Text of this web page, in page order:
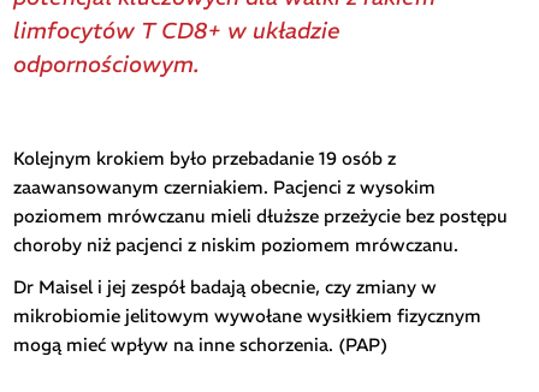
limfocytów T CD8+ w układzie
odpornościowym.
Kolejnym krokiem było przebadanie 19 osób z
zaawansowanym czerniakiem. Pacjenci z wysokim
poziomem mrówczanu mieli dłuższe przeżycie bez postępu
choroby niż pacjenci z niskim poziomem mrówczanu.
Dr Maisel i jej zespół badają obecnie, czy zmiany w
mikrobiomie jelitowym wywołane wysiłkiem fizycznym
mogą mieć wpływ na inne schorzenia. (PAP)